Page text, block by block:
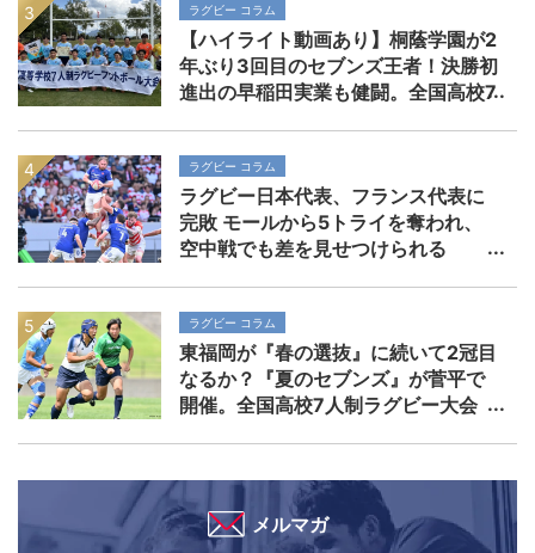
ラグビー コラム
【ハイライト動画あり】桐蔭学園が2
年ぶり3回目のセブンズ王者！決勝初
進出の早稲田実業も健闘。全国高校7
ラグビー コラム
ラグビー日本代表、フランス代表に
完敗 モールから5トライを奪われ、
空中戦でも差を見せつけられる
ラグビー コラム
東福岡が『春の選抜』に続いて2冠目
なるか？『夏のセブンズ』が菅平で
開催。全国高校7人制ラグビー大会
メルマガ